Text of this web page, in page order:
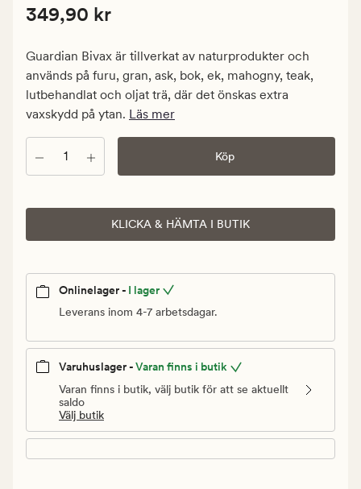
5
Pris
349,90
Pris 349,90 kr
349,90 kr
Guardian Bivax är tillverkat av naturprodukter och
används på furu, gran, ask, bok, ek, mahogny, teak,
lutbehandlat och oljat trä, där det önskas extra
vaxskydd på ytan. Läs mer
Antal Köp
KLICKA & HÄMTA I BUTIK
Onlinelager - I lager
Leverans inom 4-7 arbetsdagar.
Varuhuslager -Varan finns i butik
Varan finns i butik, välj butik för att se aktuellt
saldo
Välj butik